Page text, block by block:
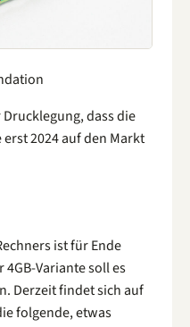
dass die
2024 auf den Markt
ist für Ende
Variante soll es
Derzeit findet sich auf
folgende, etwas